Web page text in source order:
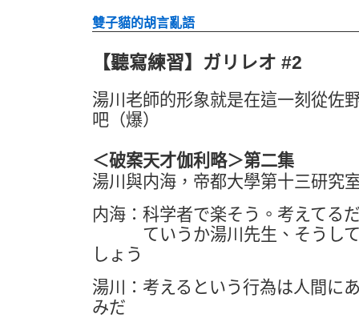
雙子貓的胡言亂語
【聽寫練習】ガリレオ #2
湯川老師的形象就是在這一刻從佐
吧（爆）
＜破案天才伽利略＞第二集
湯川與内海，帝都大學第十三研究
内海：科学者で楽そう。考えてる
ていうか湯川先生、そうして
しょう
湯川：考えるという行為は人間に
みだ